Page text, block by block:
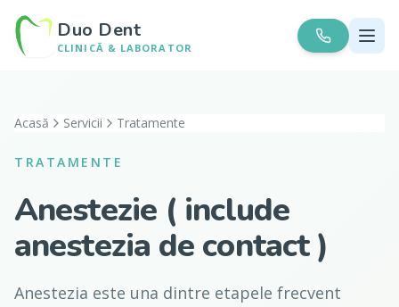
Duo Dent
CLINICĂ & LABORATOR
Acasă Servicii Tratamente
TRATAMENTE
Anestezie ( include
anestezia de contact )
Anestezia este una dintre etapele frecvent